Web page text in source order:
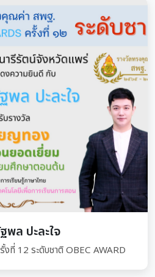
ล ปะละใจ
ที่ 12 ระดับชาติ OBEC AWARD